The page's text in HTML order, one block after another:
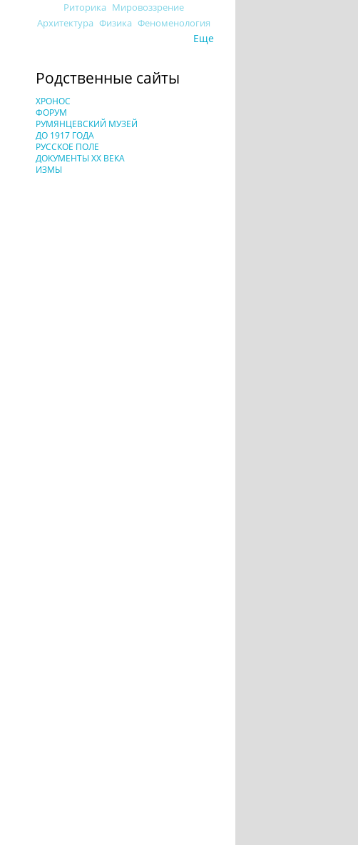
Риторика Мировоззрение
Архитектура Физика Феноменология
Еще
Родственные сайты
ХРОНОС
ФОРУМ
РУМЯНЦЕВСКИЙ МУЗЕЙ
ДО 1917 ГОДА
РУССКОЕ ПОЛЕ
ДОКУМЕНТЫ XX ВЕКА
ИЗМЫ